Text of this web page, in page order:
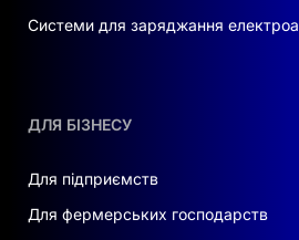
Системи для заряджання
ДЛЯ БІЗНЕСУ
Для підприємств
Для фермерських господарств